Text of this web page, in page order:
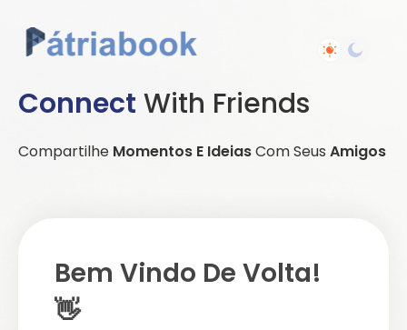
Connect With Friends
Compartilhe Momentos E IdeiasCom Seus Amigos
Bem Vindo De Volta!
👋